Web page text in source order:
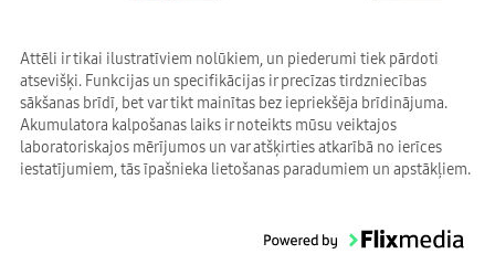
Attēli ir tikai ilustratīviem nolūkiem, un piederumi tiek pārdoti
atsevišķi. Funkcijas un specifikācijas ir precīzas tirdzniecības
sākšanas brīdī, bet var tikt mainītas bez iepriekšēja brīdinājuma.
Akumulatora kalpošanas laiks ir noteikts mūsu veiktajos
laboratoriskajos mērījumos un var atšķirties atkarībā no ierīces
iestatījumiem, tās īpašnieka lietošanas paradumiem un apstākļiem.